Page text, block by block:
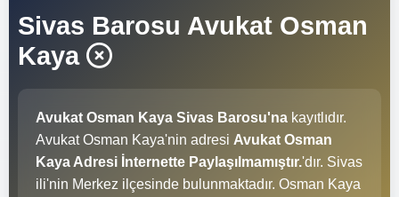
Sivas Barosu Avukat Osman
Kaya
Avukat Osman Kaya Sivas Barosu'na kayıtlıdır.
Avukat Osman Kaya'nin adresi Avukat Osman
Kaya Adresi İnternette Paylaşılmamıştır.'dır. Sivas
ili'nin Merkez ilçesinde bulunmaktadır. Osman Kaya